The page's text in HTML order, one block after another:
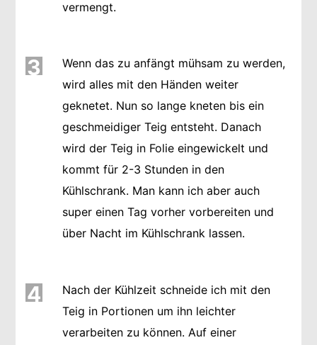
vermengt.
3
Wenn das zu anfängt mühsam zu werden,
wird alles mit den Händen weiter
geknetet. Nun so lange kneten bis ein
geschmeidiger Teig entsteht. Danach
wird der Teig in Folie eingewickelt und
kommt für 2-3 Stunden in den
Kühlschrank. Man kann ich aber auch
super einen Tag vorher vorbereiten und
über Nacht im Kühlschrank lassen.
4
Nach der Kühlzeit schneide ich mit den
Teig in Portionen um ihn leichter
verarbeiten zu können. Auf einer